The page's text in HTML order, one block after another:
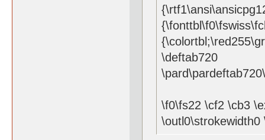
\deftab720
\f0\fs22 \cf2 \cb3